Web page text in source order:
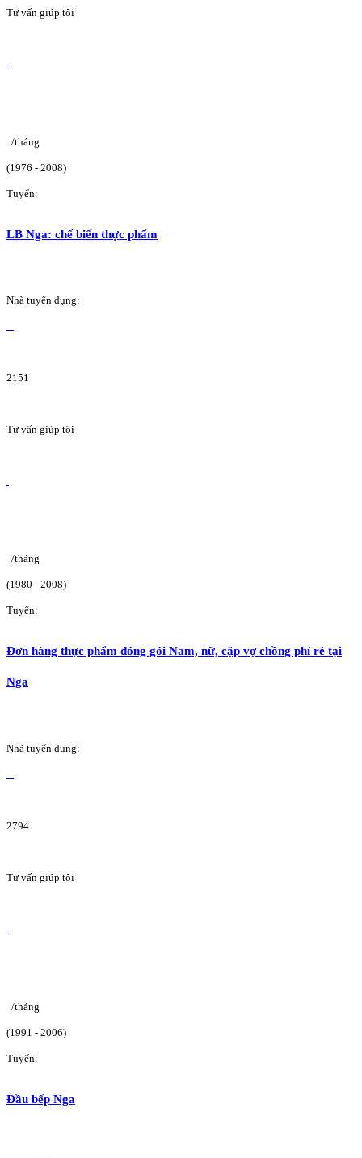
Tư vấn giúp tôi
/tháng
(1976 - 2008)
Tuyển:
LB Nga: chế biến thực phẩm
Nhà tuyển dụng:
2151
Tư vấn giúp tôi
/tháng
(1980 - 2008)
Tuyển:
Đơn hàng thực phẩm đóng gói Nam, nữ, cặp vợ chồng phí rẻ tại
Nga
Nhà tuyển dụng:
2794
Tư vấn giúp tôi
/tháng
(1991 - 2006)
Tuyển:
Đầu bếp Nga